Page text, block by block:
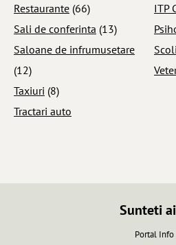
Restaurante (66)
Sali de conferinta (13)
Saloane de infrumusetare
(12)
Taxiuri (8)
Tractari auto
ITP
Sunteti
Portal Info